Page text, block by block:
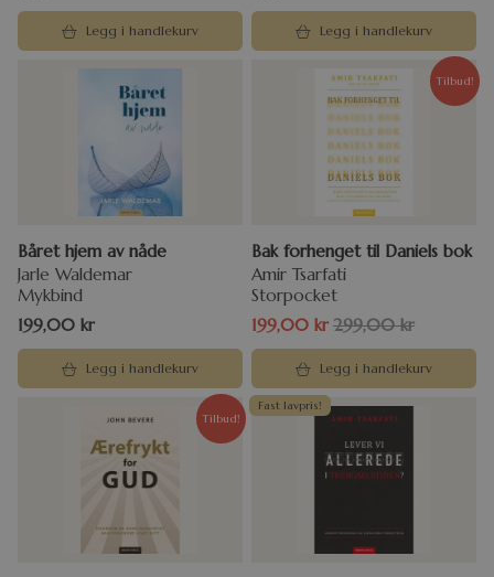
Legg i handlekurv Legg i handlekurv
Båret hjem av nåde
Jarle Waldemar
Mykbind
199,00 kr
Legg i handlekurv
Tilbud!
Bak forhenget til Daniels bok
Amir Tsarfati
Storpocket
299,00kr
199,00 kr
Legg i handlekurv
Tilbud!
Fast lavpris!